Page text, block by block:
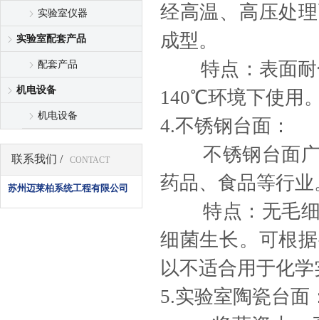
实验室仪器
实验室配套产品
配套产品
机电设备
机电设备
联系我们 / CONTACT
苏州迈莱柏系统工程有限公司
经高温、高压处
成型。
特点：表面耐
140℃环境下使用
4.不锈钢台面：
不锈钢台面广
药品、食品等行业
特点：无毛细
细菌生长。可根
以不适合用于化
5.实验室陶瓷台面